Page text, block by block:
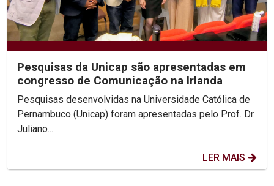
Pesquisas da Unicap são apresentadas em
congresso de Comunicação na Irlanda
Pesquisas desenvolvidas na Universidade Católica de
Pernambuco (Unicap) foram apresentadas pelo Prof. Dr.
Juliano...
LER MAIS